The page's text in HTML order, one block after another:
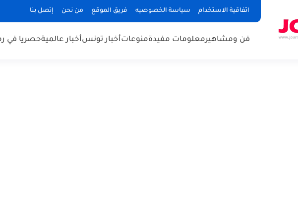
اتفاقية الاستخدام سياسة الخصوصيه فريق الموقع من نحن إتصل بنا
فن ومشاهيرمعلومات مفيدةمنوعاتأخبار تونسأخبار عالميةحصريا في